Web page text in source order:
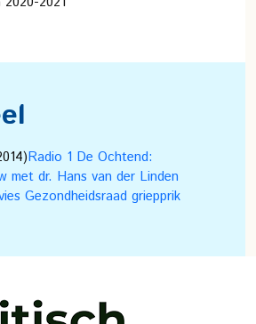
Radio 1 De Ochtend:
met dr. Hans van der Linden
Gezondheidsraad griepprik